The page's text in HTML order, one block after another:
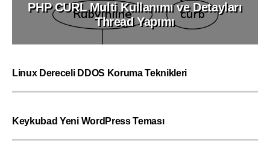
PHP CURL Multi Kullanımı ve Detayları
Thread Yapımı
Linux Dereceli DDOS Koruma Teknikleri
Keykubad Yeni WordPress Teması